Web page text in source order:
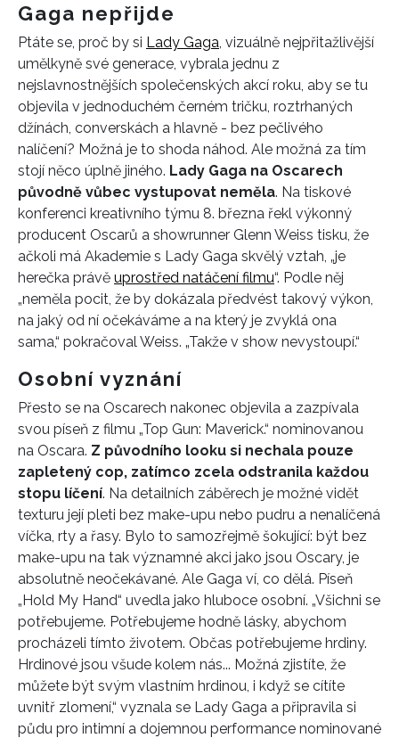
Gaga nepřijde
Ptáte se, proč by si Lady Gaga , vizuálně nejpřitažlivější
umělkyně své generace, vybrala jednu z
nejslavnostnějších společenských akcí roku, aby se tu
objevila v jednoduchém černém tričku, roztrhaných
džínách, converskách a hlavně - bez pečlivého
nalíčení? Možná je to shoda náhod. Ale možná za tím
stojí něco úplně jiného. Lady Gaga na Oscarech
původně vůbec vystupovat neměla. Na tiskové
konferenci kreativního týmu 8. března řekl výkonný
producent Oscarů a showrunner Glenn Weiss tisku, že
ačkoli má Akademie s Lady Gaga skvělý vztah, „je
herečka právě uprostřed natáčení filmu“. Podle něj
„neměla pocit, že by dokázala předvést takový výkon,
na jaký od ní očekáváme a na který je zvyklá ona
sama,“ pokračoval Weiss. „Takže v show nevystoupí.“
Osobní vyznání
Přesto se na Oscarech nakonec objevila a zazpívala
svou píseň z filmu „Top Gun: Maverick.“ nominovanou
na Oscara. Z původního looku si nechala pouze
zapletený cop, zatímco zcela odstranila každou
stopu líčení. Na detailních záběrech je možné vidět
texturu její pleti bez make-upu nebo pudru a nenalíčená
víčka, rty a řasy. Bylo to samozřejmě šokující: být bez
make-upu na tak významné akci jako jsou Oscary, je
absolutně neočekávané. Ale Gaga ví, co dělá. Píseň
„Hold My Hand“ uvedla jako hluboce osobní. „Všichni se
potřebujeme. Potřebujeme hodně lásky, abychom
procházeli tímto životem. Občas potřebujeme hrdiny.
Hrdinové jsou všude kolem nás... Možná zjistíte, že
můžete být svým vlastním hrdinou, i když se cítíte
uvnitř zlomení,“ vyznala se Lady Gaga a připravila si
půdu pro intimní a dojemnou performance nominované